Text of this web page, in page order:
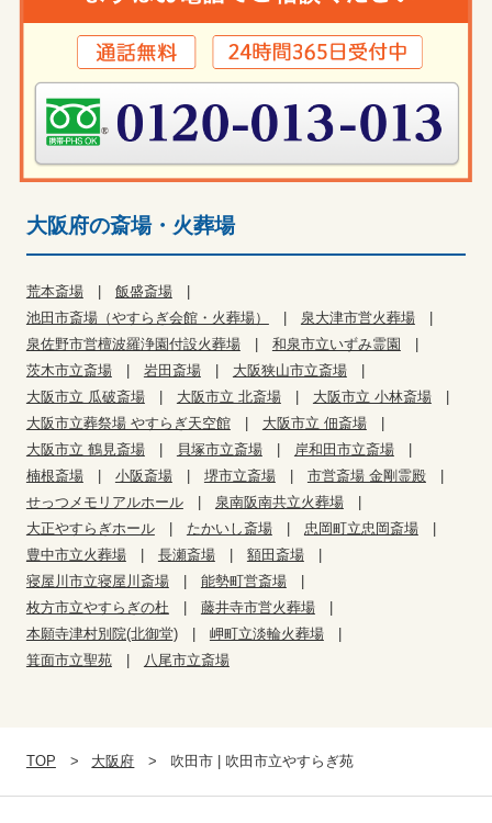
大阪府の斎場・火葬場
荒本斎場
飯盛斎場
池田市斎場（やすらぎ会館・火葬場）
泉大津市営火葬場
泉佐野市営檀波羅浄園付設火葬場
和泉市立いずみ霊園
茨木市立斎場
岩田斎場
大阪狭山市立斎場
大阪市立 瓜破斎場
大阪市立 北斎場
大阪市立 小林斎場
大阪市立葬祭場 やすらぎ天空館
大阪市立 佃斎場
大阪市立 鶴見斎場
貝塚市立斎場
岸和田市立斎場
楠根斎場
小阪斎場 堺市立斎場
市営斎場 金剛霊殿
せっつメモリアルホール
泉南阪南共立火葬場
大正やすらぎホール
たかいし斎場
忠岡町立忠岡斎場
豊中市立火葬場
長瀬斎場
額田斎場
寝屋川市立寝屋川斎場
能勢町営斎場
枚方市立やすらぎの杜
藤井寺市営火葬場
本願寺津村別院(北御堂)
岬町立淡輪火葬場
箕面市立聖苑
八尾市立斎場
TOP 大阪府 吹田市 | 吹田市立やすらぎ苑